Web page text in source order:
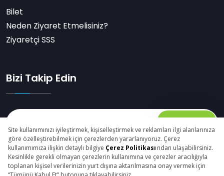
Bilet
Neden Ziyaret Etmelisiniz?
Ziyaretçi SSS
Bizi Takip Edin